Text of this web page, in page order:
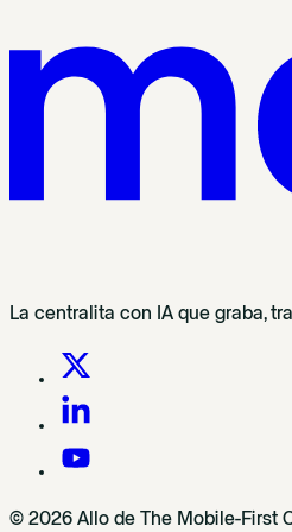
La centralita con IA que graba,
© 2026 Allo de The Mobile-First